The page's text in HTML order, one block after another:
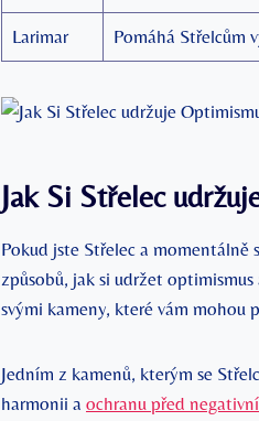
Larimar Pomáhá Střelcům
Jak Si Střelec
Pokud jste Střelec a
způsobů, jak si udržet
svými kameny, které vám
Jedním z kamenů, kterým se
harmonii a ochranu před